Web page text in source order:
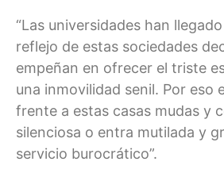
“Las universidades han
reflejo de estas sociedades
empeñan en ofrecer el triste
una inmovilidad senil. Por eso
frente a estas casas mudas y
silenciosa o entra mutilada y
servicio burocrático”.